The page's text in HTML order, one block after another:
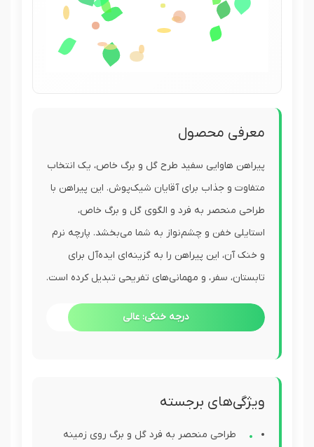
معرفی محصول
پیراهن هاوایی سفید طرح گل و برگ خاص، یک انتخاب
متفاوت و جذاب برای آقایان شیک‌پوش. این پیراهن با
طراحی منحصر به فرد و الگوی گل و برگ خاص،
استایلی خفن و چشم‌نواز به شما می‌بخشد. پارچه نرم
و خنک آن، این پیراهن را به گزینه‌ای ایده‌آل برای
تابستان، سفر، و مهمانی‌های تفریحی تبدیل کرده است.
درجه خنکی: عالی
ویژگی‌های برجسته
طراحی منحصر به فرد گل و برگ روی زمینه